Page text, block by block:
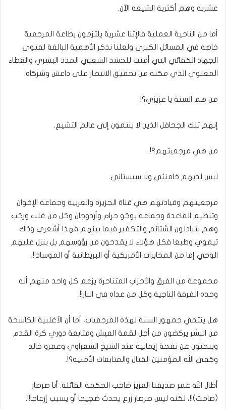
عشرية وهم أكثرية الشيعة الآن.
أما من الناحية العملية فالإثنا عشرية يلتزمون بطاعة المرجعية
خاصة في المسائل الكبرى ولعلنا نذكر الأهمية البالغة لفتوى
الجهاد الكفائي التي أمنت للحشد الشعبي المدد البشري والغطاء
المعنوي الذي مكنه من تحقيق الانتصار على داعش وشركاه.
من هم السنة يا عزيزي؟!
إنهم تلك الجحافل الذين لا ينتمون إلى عالم التشيع.
من هي مرجعيتهم؟!.
ليس لديهم خامنئي ولا سيستاني.
مرجعيتهم وقيادتهم هي قناة الجزيرة والعربية وجماعة الإخوان
وتنظيم القاعدة وجماعة بوكو حرام وأردوجان وكل من غلب وركب
وهم يتبادلون الشتائم والتكفير فيما بينهم فهذا أشعري وذاك
تيموي وطبعا فكل هؤلاء لا يقدحون من رؤوسهم بل ينزل عليهم
الوحي إما من المخابرات الأمريكية أو البريطانية أو الموساد!!.
محموعة من الفرق والأحزاب المتناحرة يزعم كل واحد منهم أنه
وحده الفرقة الناجية وكل من عداه في النار!!.
هل ينتمي جمهور السنة لهذه المرجعيات، أما أن الأغلبية الكاسحة
من البشر يركضون من أجل لقمة العيش ومتابعة دوري كرة القدم
ويبحثون عن نفحة إيمانية عند الشيخ الشعراوي وعمرو خالد
وكفى الله المؤمنين القتال والمتابعات الأمنية؟!.
أطال الله عمر صديقنا العزيز صاحب الحكمة القائلة: أنا صرصار
(صامت)!!، لكنه ليس صرصار زرع يحدث ضجيجا أو يسبب إزعاجا!!.